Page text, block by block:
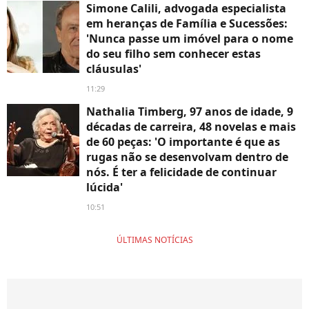
Simone Calili, advogada especialista
em heranças de Família e Sucessões:
'Nunca passe um imóvel para o nome
do seu filho sem conhecer estas
cláusulas'
11:29
Nathalia Timberg, 97 anos de idade, 9
décadas de carreira, 48 novelas e mais
de 60 peças: 'O importante é que as
rugas não se desenvolvam dentro de
nós. É ter a felicidade de continuar
lúcida'
10:51
ÚLTIMAS NOTÍCIAS